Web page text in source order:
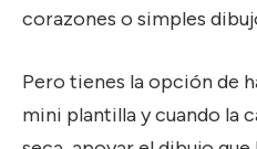
corazones o simples
Pero tienes la opción de
mini plantilla y cuando la